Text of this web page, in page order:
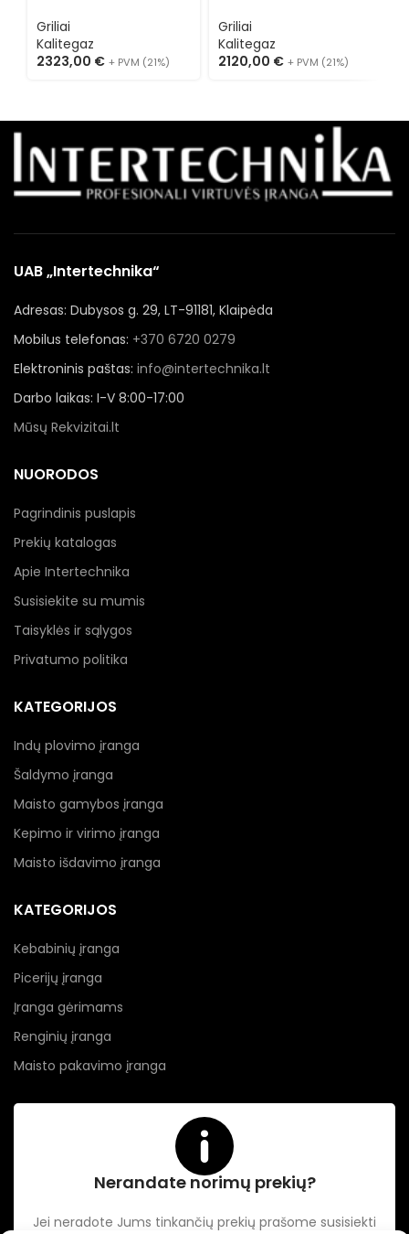
Griliai
Kalitegaz
2323,00 € + PVM (21%)
Griliai
Kalitegaz
2120,00 € + PVM (21%)
UAB „Intertechnika“
Adresas: Dubysos g. 29, LT-91181, Klaipėda
Mobilus telefonas: +370 6720 0279
Elektroninis paštas: info@intertechnika.lt
Darbo laikas: I-V 8:00-17:00
Mūsų Rekvizitai.lt
NUORODOS
Pagrindinis puslapis
Prekių katalogas
Apie Intertechnika
Susisiekite su mumis
Taisyklės ir sąlygos
Privatumo politika
KATEGORIJOS
Indų plovimo įranga
Šaldymo įranga
Maisto gamybos įranga
Kepimo ir virimo įranga
Maisto išdavimo įranga
KATEGORIJOS
Kebabinių įranga
Picerijų įranga
Įranga gėrimams
Renginių įranga
Maisto pakavimo įranga
Nerandate norimų prekių?
Jei neradote Jums tinkančių prekių prašome susisiekti